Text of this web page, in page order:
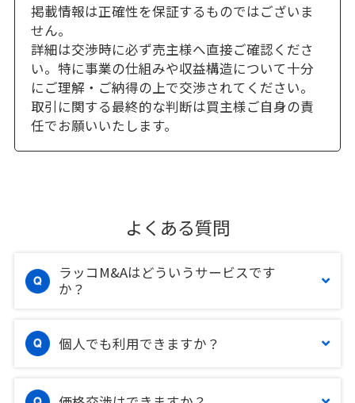
掲載情報は正確性を保証するものではございま
せん。
詳細は交渉時に必ず売主様へ直接ご確認くださ
い。特に事業の仕組みや収益構造について十分
にご理解・ご納得の上で交渉されてください。
取引に関する最終的な判断は買主様ご自身の責
任でお願いいたします。
よくある質問
ラッコM&Aはどういうサービスです
か？
個人でも利用できますか？